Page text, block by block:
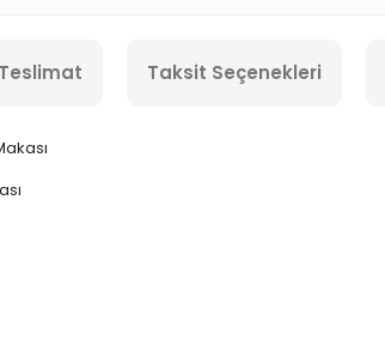
Taksit Seçenekleri